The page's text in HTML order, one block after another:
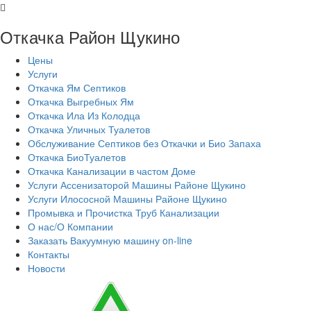
Откачка Район Щукино
Цены
Услуги
Откачка Ям Септиков
Откачка Выгребных Ям
Откачка Ила Из Колодца
Откачка Уличных Туалетов
Обслуживание Септиков без Откачки и Био Запаха
Откачка БиоТуалетов
Откачка Канализации в частом Доме
Услуги Ассенизаторой Машины Районе Щукино
Услуги Илососной Машины Районе Щукино
Промывка и Прочистка Труб Канализации
О нас/О Компании
Заказать Вакуумную машину on-line
Контакты
Новости